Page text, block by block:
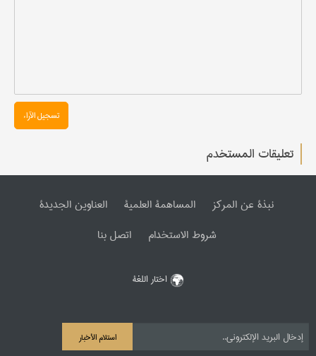
تسجیل الآراء
تعليقات المستخدم
نبذة عن المرکز المساهمة العلمیة
العناوین الجدیدة
شروط الاستخدام
اتصل بنا
اختار اللغة
استلام الأخبار